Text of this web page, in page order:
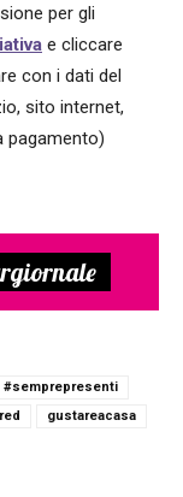
per gli
e cliccare
con i dati del
sito internet,
pagamento)
#semprepresenti
gustareacasa